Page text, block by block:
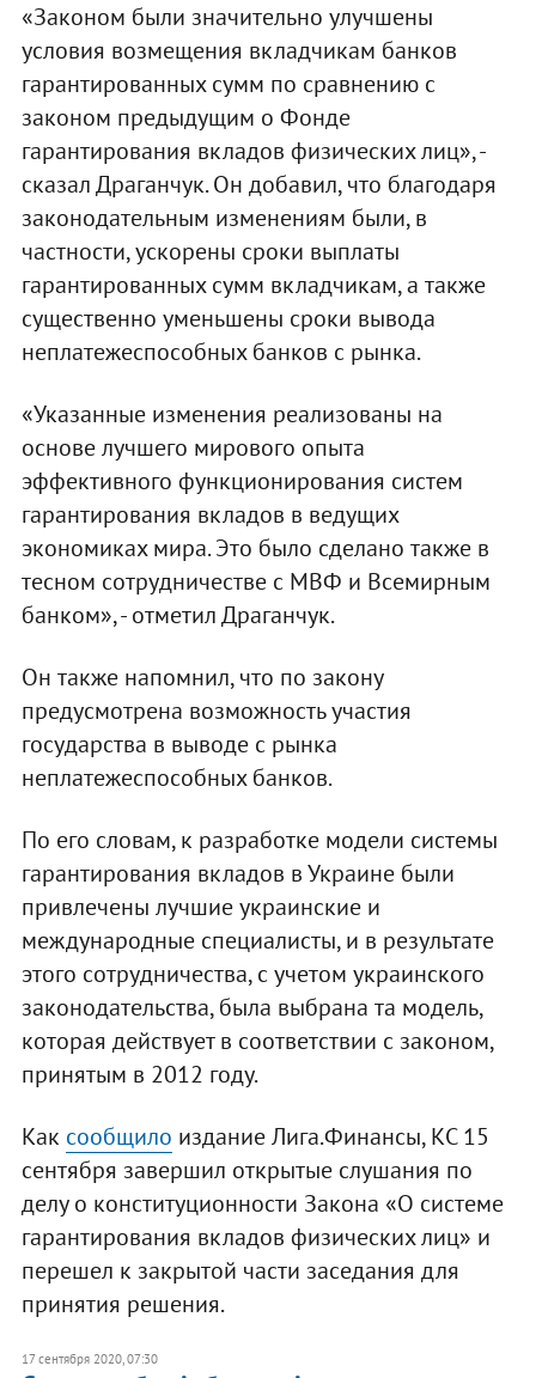
«Законом были значительно улучшены
условия возмещения вкладчикам банков
гарантированных сумм по сравнению с
законом предыдущим о Фонде
гарантирования вкладов физических лиц», -
сказал Драганчук. Он добавил, что благодаря
законодательным изменениям были, в
частности, ускорены сроки выплаты
гарантированных сумм вкладчикам, а также
существенно уменьшены сроки вывода
неплатежеспособных банков с рынка.
«Указанные изменения реализованы на
основе лучшего мирового опыта
эффективного функционирования систем
гарантирования вкладов в ведущих
экономиках мира. Это было сделано также в
тесном сотрудничестве с МВФ и Всемирным
банком», - отметил Драганчук.
Он также напомнил, что по закону
предусмотрена возможность участия
государства в выводе с рынка
неплатежеспособных банков.
По его словам, к разработке модели системы
гарантирования вкладов в Украине были
привлечены лучшие украинские и
международные специалисты, и в результате
этого сотрудничества, с учетом украинского
законодательства, была выбрана та модель,
которая действует в соответствии с законом,
принятым в 2012 году.
Как сообщило издание Лига.Финансы, КС 15
сентября завершил открытые слушания по
делу о конституционности Закона «О системе
гарантирования вкладов физических лиц» и
перешел к закрытой части заседания для
принятия решения.
17 сентября 2020, 07:30